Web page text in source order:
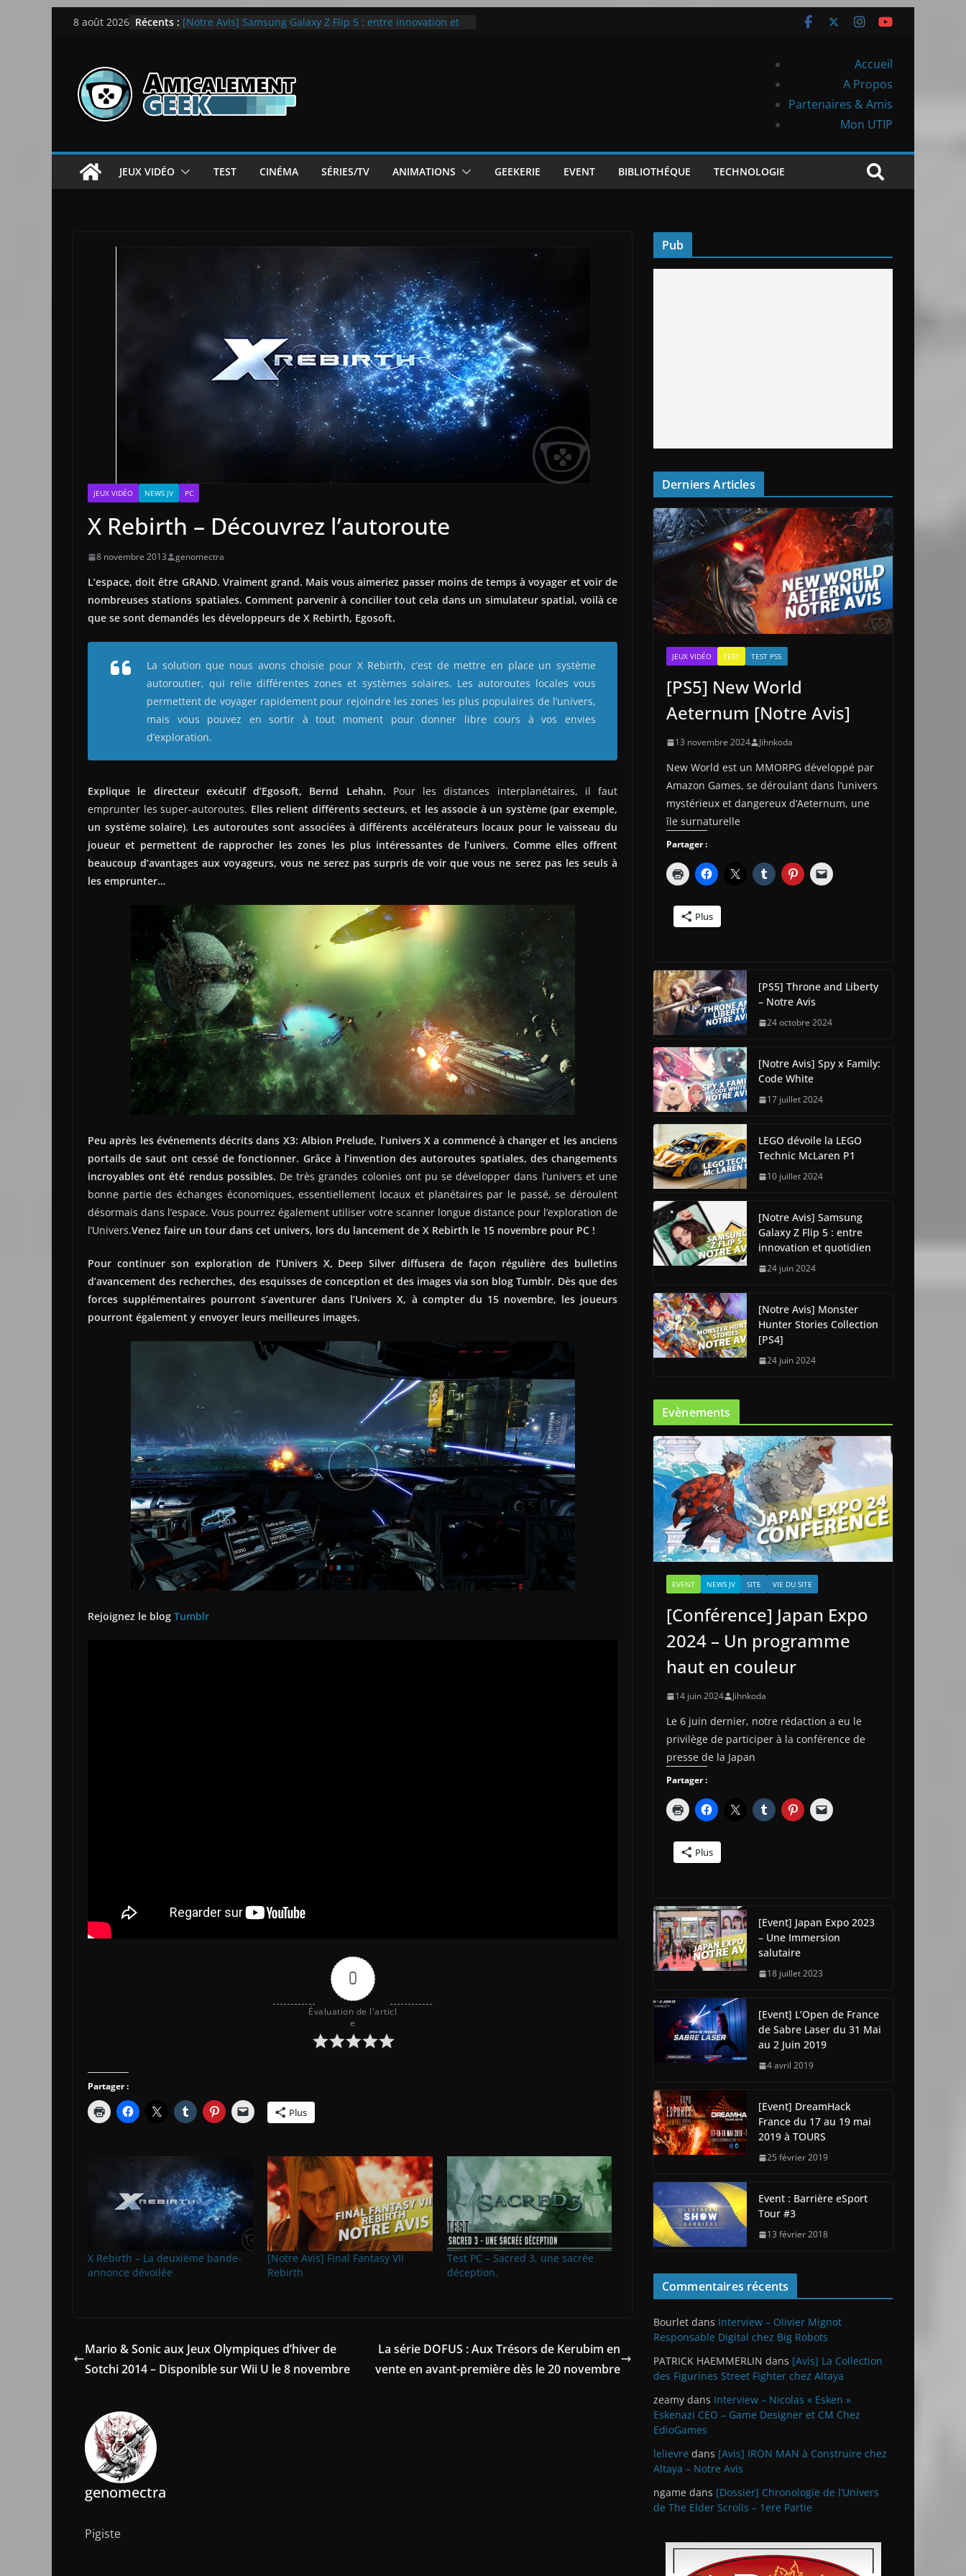
Passer8 août 2026 Récents :
LEGO dévoile la LEGO Technic McLaren P1
[Notre Avis] Samsung Galaxy Z Flip 5 : entre innovation et
[Notre Avis] Spy x Family: Code White
Accueil
A Propos
Partenaires & Amis
Mon UTIP
JEUX VIDÉO TEST CINÉMA SÉRIES/TV ANIMATIONS GEEKERIE EVENT BIBLIOTHÉQUE TECHNOLOGIE
JEUX VIDÉO NEWS JV PC
X Rebirth – Découvrez l’autoroute
8 novembre 2013 genomectra
L’espace, doit être GRAND. Vraiment grand. Mais vous aimeriez passer moins de temps à voyager et voir de
nombreuses stations spatiales. Comment parvenir à concilier tout cela dans un simulateur spatial, voilà ce
que se sont demandés les développeurs de X Rebirth, Egosoft.
La solution que nous avons choisie pour X Rebirth, c’est de mettre en place un système
autoroutier, qui relie différentes zones et systèmes solaires. Les autoroutes locales vous
permettent de voyager rapidement pour rejoindre les zones les plus populaires de l’univers,
mais vous pouvez en sortir à tout moment pour donner libre cours à vos envies
d’exploration.
Explique le directeur exécutif d’Egosoft, Bernd Lehahn. Pour les distances interplanétaires, il faut
emprunter les super-autoroutes. Elles relient différents secteurs, et les associe à un système (par exemple,
un système solaire). Les autoroutes sont associées à différents accélérateurs locaux pour le vaisseau du
joueur et permettent de rapprocher les zones les plus intéressantes de l’univers. Comme elles offrent
beaucoup d’avantages aux voyageurs, vous ne serez pas surpris de voir que vous ne serez pas les seuls à
les emprunter…
Peu après les événements décrits dans X3: Albion Prelude, l’univers X a commencé à changer et les anciens
portails de saut ont cessé de fonctionner. Grâce à l’invention des autoroutes spatiales, des changements
incroyables ont été rendus possibles. De très grandes colonies ont pu se développer dans l’univers et une
bonne partie des échanges économiques, essentiellement locaux et planétaires par le passé, se déroulent
désormais dans l’espace. Vous pourrez également utiliser votre scanner longue distance pour l’exploration de
l’Univers.Venez faire un tour dans cet univers, lors du lancement de X Rebirth le 15 novembre pour PC !
Pour continuer son exploration de l’Univers X, Deep Silver diffusera de façon régulière des bulletins
d’avancement des recherches, des esquisses de conception et des images via son blog Tumblr. Dès que des
forces supplémentaires pourront s’aventurer dans l’Univers X, à compter du 15 novembre, les joueurs
pourront également y envoyer leurs meilleures images.
Rejoignez le blog Tumblr
0
Évaluation de l'articl
e
Partager :
Plus
X Rebirth – La deuxième bande-
annonce dévoilée
[Notre Avis] Final Fantasy VII
Rebirth
Test PC – Sacred 3, une sacrée
déception.
Mario & Sonic aux Jeux Olympiques d’hiver de
Sotchi 2014 – Disponible sur Wii U le 8 novembre
La série DOFUS : Aux Trésors de Kerubim en
vente en avant-première dès le 20 novembre
genomectra
Pigiste
Pub
Derniers Articles
JEUX VIDÉO TEST TEST PS5
[PS5] New World
Aeternum [Notre Avis]
13 novembre 2024 Jihnkoda
New World est un MMORPG développé par
Amazon Games, se déroulant dans l’univers
mystérieux et dangereux d’Aeternum, une
île surnaturelle
Partager :
Plus
[PS5] Throne and Liberty
– Notre Avis
24 octobre 2024
[Notre Avis] Spy x Family:
Code White
17 juillet 2024
LEGO dévoile la LEGO
Technic McLaren P1
10 juillet 2024
[Notre Avis] Samsung
Galaxy Z Flip 5 : entre
innovation et quotidien
24 juin 2024
[Notre Avis] Monster
Hunter Stories Collection
[PS4]
24 juin 2024
Evènements
EVENT NEWS JV SITE VIE DU SITE
[Conférence] Japan Expo
2024 – Un programme
haut en couleur
14 juin 2024 Jihnkoda
Le 6 juin dernier, notre rédaction a eu le
privilège de participer à la conférence de
presse de la Japan
Partager :
Plus
[Event] Japan Expo 2023
– Une Immersion
salutaire
18 juillet 2023
[Event] L’Open de France
de Sabre Laser du 31 Mai
au 2 Juin 2019
4 avril 2019
[Event] DreamHack
France du 17 au 19 mai
2019 à TOURS
25 février 2019
Event : Barrière eSport
Tour #3
13 février 2018
Commentaires récents
Bourlet dans Interview – Olivier Mignot
Responsable Digital chez Big Robots
PATRICK HAEMMERLIN dans [Avis] La Collection
des Figurines Street Fighter chez Altaya
zeamy dans Interview – Nicolas « Esken »
Eskenazi CEO – Game Designer et CM Chez
EdioGames
lelievre dans [Avis] IRON MAN à Construire chez
Altaya – Notre Avis
ngame dans [Dossier] Chronologie de l’Univers
de The Elder Scrolls – 1ere Partie